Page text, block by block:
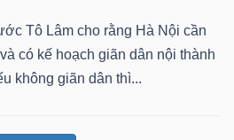
Tô Lâm cho rằng Hà Nội cần
có kế hoạch giãn dân nội thành
không giãn dân thì...